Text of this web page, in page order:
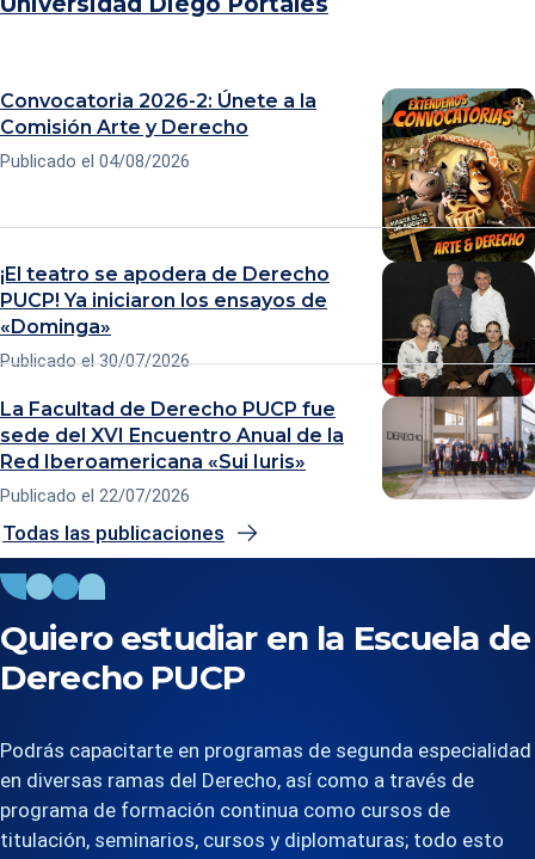
Convocatoria 2026-2: Únete a la
Comisión Arte y Derecho
Publicado el 04/08/2026
¡El teatro se apodera de Derecho
PUCP! Ya iniciaron los ensayos de
«Dominga»
Publicado el30/07/2026
La Facultad de Derecho PUCP fue
sede del XVI Encuentro Anual de la
Red Iberoamericana «Sui Iuris»
Publicado el 22/07/2026
Todas las publicaciones
Quiero estudiar en la Escuela de
Derecho PUCP
Podrás capacitarte en programas de segunda especialidad
en diversas ramas del Derecho, así como a través de
programa de formación continua como cursos de
titulación, seminarios, cursos y diplomaturas; todo esto